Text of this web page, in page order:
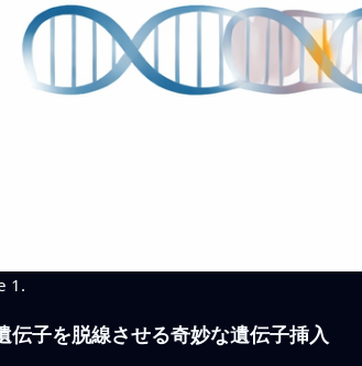
1.
伝子を脱線させる奇妙な遺伝子挿入